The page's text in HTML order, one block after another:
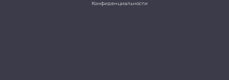
Конфиденциальности